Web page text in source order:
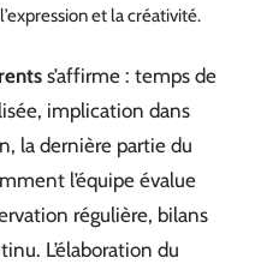
et la créativité.
s’affirme : temps de
implication dans
la dernière partie du
l’équipe évalue
régulière, bilans
L’élaboration du